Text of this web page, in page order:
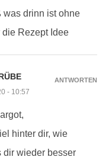
was drinn ist ohne
Rezept Idee
- 10:57
hinter dir, wie
dir wieder besser
ANTWORTEN